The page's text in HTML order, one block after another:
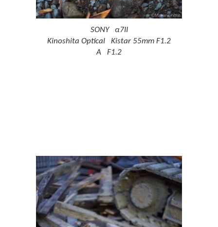
SONY α7II
Kinoshita Optical Kistar 55mm F1.2
A F1.2